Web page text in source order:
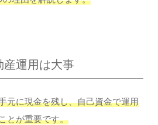
産運用は大事
元に現金を残し、自己資金で運用
とが重要です。